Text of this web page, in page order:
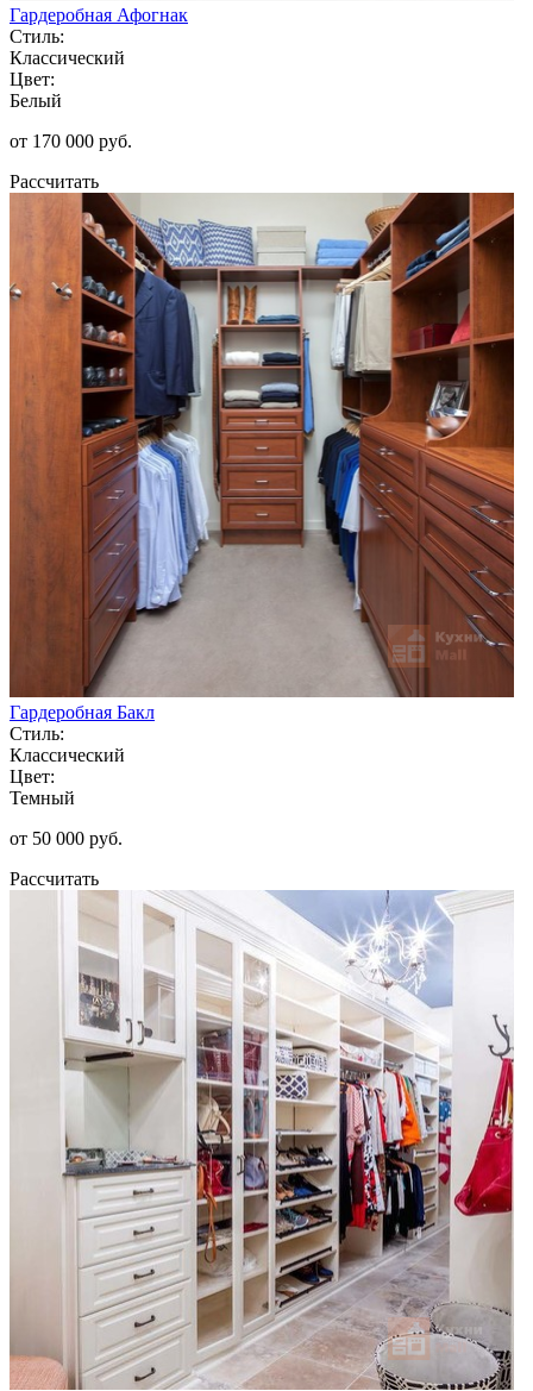
Гардеробная Афогнак
Стиль:
Классический
Цвет:
Белый
от 170 000 руб.
Рассчитать
Гардеробная Бакл
Стиль:
Классический
Цвет:
Темный
от 50 000 руб.
Рассчитать